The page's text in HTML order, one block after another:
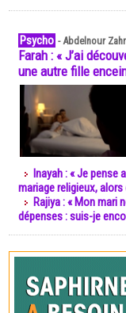
Psycho -Abdelnour
Farah : « J’ai
une autre fille
Inayah : « Je pense
mariage religieux,
Rajiya : « Mon mari
dépenses : suis-je